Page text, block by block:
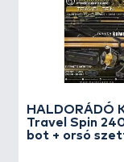
HALDORÁDÓ
Travel Spin
bot + orsó